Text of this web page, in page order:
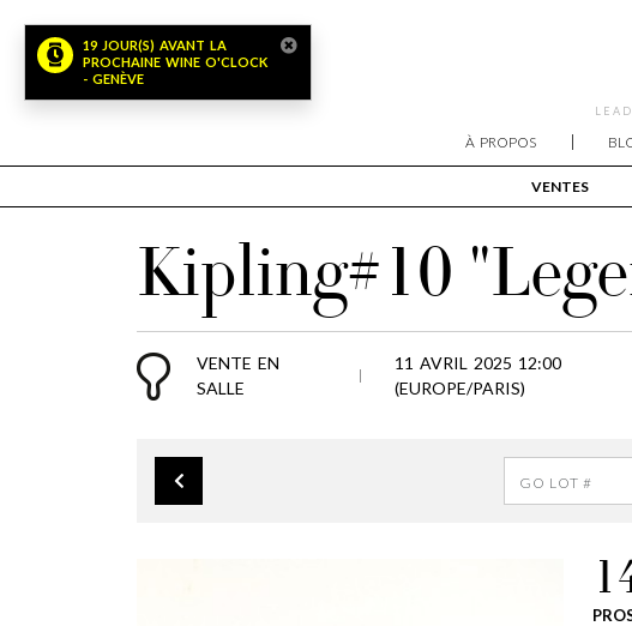
VENTES
À PROPOS
19 JOUR(S) AVANT LA
PROCHAINE WINE O'CLOCK
- GENÈVE
Kipling#10
VENTE EN
SALLE
11 AVRIL 2025 12:00
(EUROPE/PARIS)